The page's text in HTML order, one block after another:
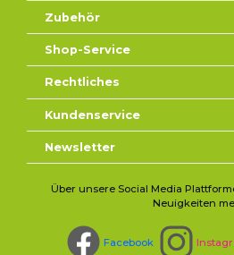
Zubehör
Shop-Service
Rechtliches
Kundenservice
Newsletter
Über unsere Social Media
Neuigkeiten
Facebook